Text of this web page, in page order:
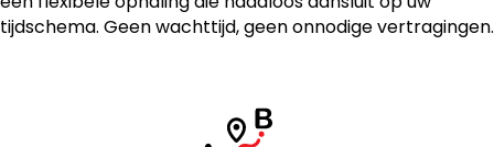
tijdschema. Geen wachttijd, geen onnodige vertragingen.